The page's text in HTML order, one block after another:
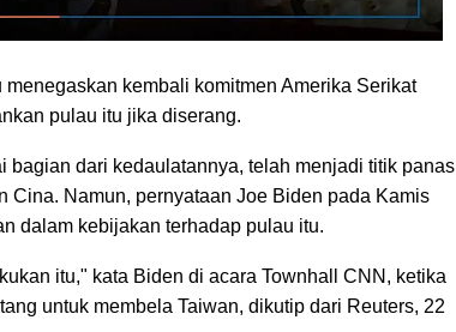
kembali komitmen Amerika Serikat
pulau itu jika diserang.
bagian dari kedaulatannya, telah menjadi titik panas
Cina. Namun, pernyataan Joe Biden pada Kamis
dalam kebijakan terhadap pulau itu.
itu," kata Biden di acara Townhall CNN, ketika
untuk membela Taiwan, dikutip dari Reuters, 22